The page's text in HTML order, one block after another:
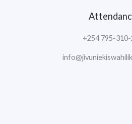
+254 795-310-